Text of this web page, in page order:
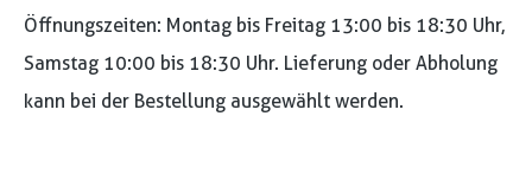
Öffnungszeiten: Montag bis Freitag 13:00 bis 18:30 Uhr,
Samstag 10:00 bis 18:30 Uhr. Lieferung oder Abholung
kann bei der Bestellung ausgewählt werden.